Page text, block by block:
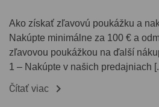
Ako získať zľavovú poukážku a
Nakúpte minimálne za 100 € a
zľavovou poukážkou na ďalší
1 – Nakúpte v našich predajniach
Čítať viac 